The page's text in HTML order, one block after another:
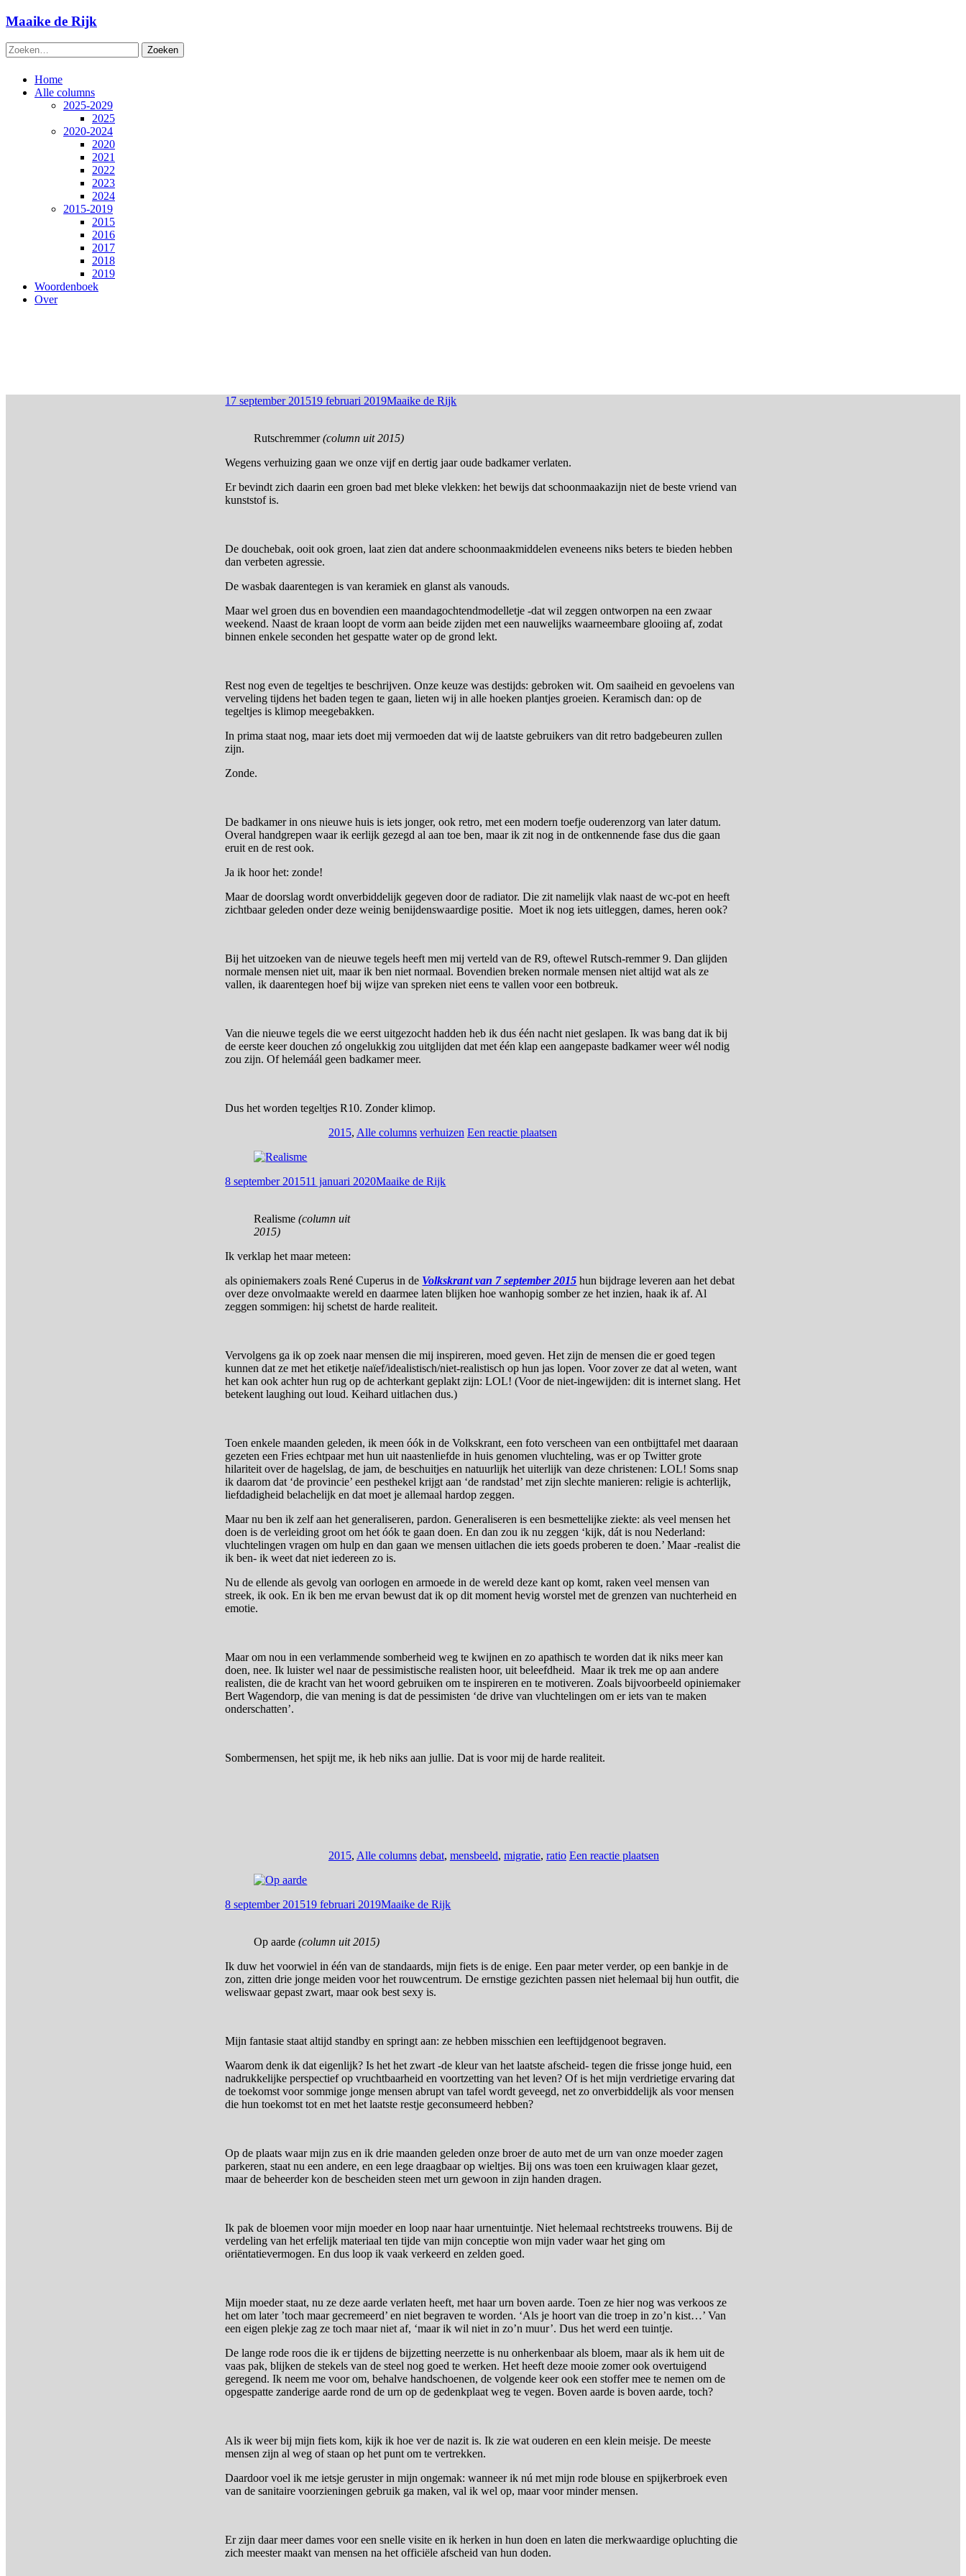
Naar
inhoud
springen
Maaike de Rijk
Zoeken
naar:
Home
Alle columns
2025-2029
2025
2020-2024
2020
2021
2022
2023
2024
2015-2019
2015
2016
2017
2018
2019
Woordenboek
Over
17 september 201519 februari 2019Maaike de Rijk
Rutschremmer(column uit 2015)
Wegens verhuizing gaan we onze vijf en dertig jaar oude badkamer verlaten.
Er bevindt zich daarin een groen bad met bleke vlekken: het bewijs dat schoonmaakazijn niet de beste vriend van
kunststof is.
De douchebak, ooit ook groen, laat zien dat andere schoonmaakmiddelen eveneens niks beters te bieden hebben
dan verbeten agressie.
De wasbak daarentegen is van keramiek en glanst als vanouds.
Maar wel groen dus en bovendien een maandagochtendmodelletje -dat wil zeggen ontworpen na een zwaar
weekend. Naast de kraan loopt de vorm aan beide zijden met een nauwelijks waarneembare glooiing af, zodat
binnen enkele seconden het gespatte water op de grond lekt.
Rest nog even de tegeltjes te beschrijven. Onze keuze was destijds: gebroken wit. Om saaiheid en gevoelens van
verveling tijdens het baden tegen te gaan, lieten wij in alle hoeken plantjes groeien. Keramisch dan: op de
tegeltjes is klimop meegebakken.
In prima staat nog, maar iets doet mij vermoeden dat wij de laatste gebruikers van dit retro badgebeuren zullen
zijn.
Zonde.
De badkamer in ons nieuwe huis is iets jonger, ook retro, met een modern toefje ouderenzorg van later datum.
Overal handgrepen waar ik eerlijk gezegd al aan toe ben, maar ik zit nog in de ontkennende fase dus die gaan
eruit en de rest ook.
Ja ik hoor het: zonde!
Maar de doorslag wordt onverbiddelijk gegeven door de radiator. Die zit namelijk vlak naast de wc-pot en heeft
zichtbaar geleden onder deze weinig benijdenswaardige positie. Moet ik nog iets uitleggen, dames, heren ook?
Bij het uitzoeken van de nieuwe tegels heeft men mij verteld van de R9, oftewel Rutsch-remmer 9. Dan glijden
normale mensen niet uit, maar ik ben niet normaal. Bovendien breken normale mensen niet altijd wat als ze
vallen, ik daarentegen hoef bij wijze van spreken niet eens te vallen voor een botbreuk.
Van die nieuwe tegels die we eerst uitgezocht hadden heb ik dus één nacht niet geslapen. Ik was bang dat ik bij
de eerste keer douchen zó ongelukkig zou uitglijden dat met één klap een aangepaste badkamer weer wél nodig
zou zijn. Of helemáál geen badkamer meer.
Dus het worden tegeltjes R10. Zonder klimop.
2015, Alle columns verhuizen Een reactie plaatsen
8 september 201511 januari 2020Maaike de Rijk
Realisme(column uit
2015)
Ik verklap het maar meteen:
als opiniemakers zoals René Cuperus in de Volkskrant van 7 september 2015 hun bijdrage leveren aan het debat
over deze onvolmaakte wereld en daarmee laten blijken hoe wanhopig somber ze het inzien, haak ik af. Al
zeggen sommigen: hij schetst de harde realiteit.
Vervolgens ga ik op zoek naar mensen die mij inspireren, moed geven. Het zijn de mensen die er goed tegen
kunnen dat ze met het etiketje naïef/idealistisch/niet-realistisch op hun jas lopen. Voor zover ze dat al weten, want
het kan ook achter hun rug op de achterkant geplakt zijn: LOL! (Voor de niet-ingewijden: dit is internet slang. Het
betekent laughing out loud. Keihard uitlachen dus.)
Toen enkele maanden geleden, ik meen óók in de Volkskrant, een foto verscheen van een ontbijttafel met daaraan
gezeten een Fries echtpaar met hun uit naastenliefde in huis genomen vluchteling, was er op Twitter grote
hilariteit over de hagelslag, de jam, de beschuitjes en natuurlijk het uiterlijk van deze christenen: LOL! Soms snap
ik daarom dat ‘de provincie’ een pesthekel krijgt aan ‘de randstad’ met zijn slechte manieren: religie is achterlijk,
liefdadigheid belachelijk en dat moet je allemaal hardop zeggen.
Maar nu ben ik zelf aan het generaliseren, pardon. Generaliseren is een besmettelijke ziekte: als veel mensen het
doen is de verleiding groot om het óók te gaan doen. En dan zou ik nu zeggen ‘kijk, dát is nou Nederland:
vluchtelingen vragen om hulp en dan gaan we mensen uitlachen die iets goeds proberen te doen.’ Maar -realist die
ik ben- ik weet dat niet iedereen zo is.
Nu de ellende als gevolg van oorlogen en armoede in de wereld deze kant op komt, raken veel mensen van
streek, ik ook. En ik ben me ervan bewust dat ik op dit moment hevig worstel met de grenzen van nuchterheid en
emotie.
Maar om nou in een verlammende somberheid weg te kwijnen en zo apathisch te worden dat ik niks meer kan
doen, nee. Ik luister wel naar de pessimistische realisten hoor, uit beleefdheid. Maar ik trek me op aan andere
realisten, die de kracht van het woord gebruiken om te inspireren en te motiveren. Zoals bijvoorbeeld opiniemaker
Bert Wagendorp, die van mening is dat de pessimisten ‘de drive van vluchtelingen om er iets van te maken
onderschatten’.
Sombermensen, het spijt me, ik heb niks aan jullie. Dat is voor mij de harde realiteit.
2015, Alle columns debat, mensbeeld, migratie, ratio Een reactie plaatsen
8 september 201519 februari 2019Maaike de Rijk
Op aarde(column uit 2015)
Ik duw het voorwiel in één van de standaards, mijn fiets is de enige. Een paar meter verder, op een bankje in de
zon, zitten drie jonge meiden voor het rouwcentrum. De ernstige gezichten passen niet helemaal bij hun outfit, die
weliswaar gepast zwart, maar ook best sexy is.
Mijn fantasie staat altijd standby en springt aan: ze hebben misschien een leeftijdgenoot begraven.
Waarom denk ik dat eigenlijk? Is het het zwart -de kleur van het laatste afscheid- tegen die frisse jonge huid, een
nadrukkelijke perspectief op vruchtbaarheid en voortzetting van het leven? Of is het mijn verdrietige ervaring dat
de toekomst voor sommige jonge mensen abrupt van tafel wordt geveegd, net zo onverbiddelijk als voor mensen
die hun toekomst tot en met het laatste restje geconsumeerd hebben?
Op de plaats waar mijn zus en ik drie maanden geleden onze broer de auto met de urn van onze moeder zagen
parkeren, staat nu een andere, en een lege draagbaar op wieltjes. Bij ons was toen een kruiwagen klaar gezet,
maar de beheerder kon de bescheiden steen met urn gewoon in zijn handen dragen.
Ik pak de bloemen voor mijn moeder en loop naar haar urnentuintje. Niet helemaal rechtstreeks trouwens. Bij de
verdeling van het erfelijk materiaal ten tijde van mijn conceptie won mijn vader waar het ging om
oriëntatievermogen. En dus loop ik vaak verkeerd en zelden goed.
Mijn moeder staat, nu ze deze aarde verlaten heeft, met haar urn boven aarde. Toen ze hier nog was verkoos ze
het om later ’toch maar gecremeerd’ en niet begraven te worden. ‘Als je hoort van die troep in zo’n kist…’ Van
een eigen plekje zag ze toch maar niet af, ‘maar ik wil niet in zo’n muur’. Dus het werd een tuintje.
De lange rode roos die ik er tijdens de bijzetting neerzette is nu onherkenbaar als bloem, maar als ik hem uit de
vaas pak, blijken de stekels van de steel nog goed te werken. Het heeft deze mooie zomer ook overtuigend
geregend. Ik neem me voor om, behalve handschoenen, de volgende keer ook een stoffer mee te nemen om de
opgespatte zanderige aarde rond de urn op de gedenkplaat weg te vegen. Boven aarde is boven aarde, toch?
Als ik weer bij mijn fiets kom, kijk ik hoe ver de nazit is. Ik zie wat ouderen en een klein meisje. De meeste
mensen zijn al weg of staan op het punt om te vertrekken.
Daardoor voel ik me ietsje geruster in mijn ongemak: wanneer ik nú met mijn rode blouse en spijkerbroek even
van de sanitaire voorzieningen gebruik ga maken, val ik wel op, maar voor minder mensen.
Er zijn daar meer dames voor een snelle visite en ik herken in hun doen en laten die merkwaardige opluchting die
zich meester maakt van mensen na het officiële afscheid van hun doden.